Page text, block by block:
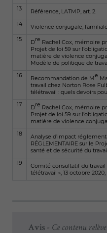
13
Référence, LATMP, art. 2.
14
Violence conjugale,
15
Dre Rachel Cox, mémoire
Projet de loi 59 sur
matière de violence
Modèle de politique de
16
Recommandation de Me
travail chez Norton Rose
télétravail : quels devoirs
17
Dre Rachel Cox, mémoire
Projet de loi 59 sur
matière de violence
18
Analyse d’impact
RÉGLEMENTAIRE sur le
santé et de sécurité du
19
Comité consultatif du travail
télétravail », 13 octobre 2020,
Avis - Ce contenu